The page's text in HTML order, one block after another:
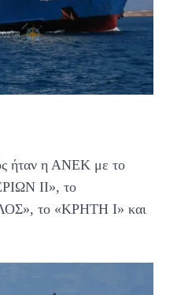
ήταν η ΑΝΕΚ με το
ΙΙ», το
το «ΚΡΗΤΗ Ι» και